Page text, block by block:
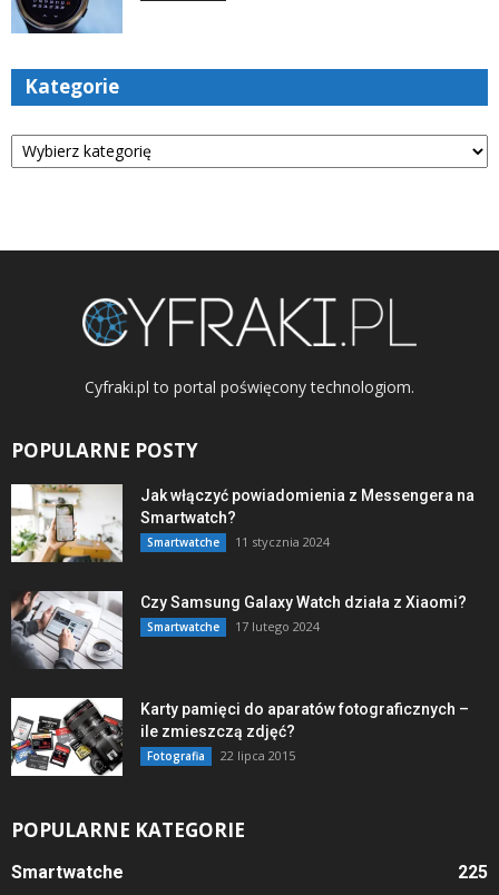
Kategorie
Kategorie
Cyfraki.pl to portal poświęcony technologiom.
POPULARNE POSTY
Jak włączyć powiadomienia z Messengera na
Smartwatch?
Smartwatche 11 stycznia 2024
Czy Samsung Galaxy Watch działa z Xiaomi?
Smartwatche 17 lutego 2024
Karty pamięci do aparatów fotograficznych –
ile zmieszczą zdjęć?
Fotografia 22 lipca 2015
POPULARNE KATEGORIE
Smartwatche
225